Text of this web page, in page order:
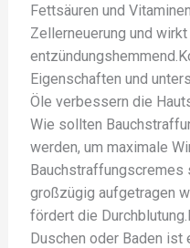
Fettsäuren und
Zellerneuerung und wirkt
Eigenschaften und
Öle verbessern die
Wie sollten
werden, um maximale
Bauchstraffungscremes
großzügig aufgetragen
fördert die
Duschen oder Baden